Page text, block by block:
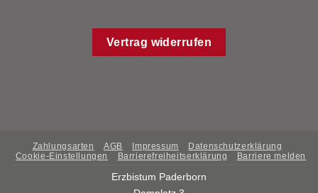
Vertrag widerrufen
Zahlungsarten AGB Impressum
Datenschutzerklärung
Cookie-Einstellungen
Barrierefreiheitserklärung Barriere melden
Erzbistum Paderborn